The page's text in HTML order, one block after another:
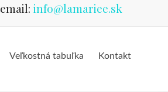
email: info@lamariee.sk
Veľkostná tabuľka Kontakt